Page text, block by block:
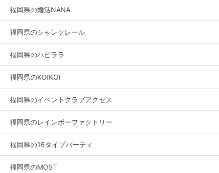
福岡県の婚活NANA
福岡県のシャンクレール
福岡県のハピララ
福岡県のKOIKOI
福岡県のイベントクラブアクセス
福岡県のレインボーファクトリー
福岡県の16タイプパーティ
福岡県のMOST